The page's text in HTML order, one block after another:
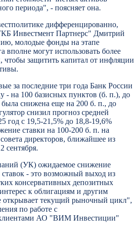
периода", - поясняет она.
дифференцированно,
Инвестмент Партнерс" Дмитрий
молодые фонды на этапе
вполне могут использовать более
чтобы защитить капитал от инфляции
за последние три года Банк России
- на 100 базисных пунктов (б. п.), до
снижена еще на 200 б. п., до
снизил прогноз средней
год с 19,5-21,5% до 18,8-19,6%
ставки на 100-200 б. п. на
директоров, ближайшее из
сентября.
(УК) ожидаемое снижение
- это возможный выход из
консервативных депозитных
к облигациям и другим
открывает текущий рыночный цикл",
по работе с
АО "ВИМ Инвестиции"